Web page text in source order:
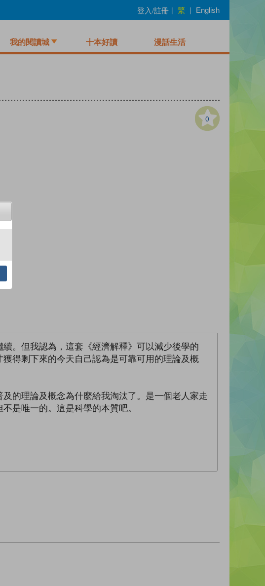
登入/註冊 | 繁 | English
我的閱讀城 十本好讀 漫話生活
0
。但我認為，這套《經濟解釋》可以減少後學的
得剩下來的今天自己認為是可靠可用的理論及概
的理論及概念為什麼給我淘汰了。是一個老人家走
是唯一的。這是科學的本質吧。